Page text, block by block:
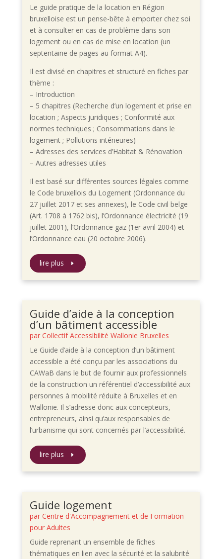
Le guide pratique de la location en Région
bruxelloise est un pense-bête à emporter chez soi
et à consulter en cas de problème dans son
logement ou en cas de mise en location (un
septentaine de pages au format A4).
Il est divisé en chapitres et structuré en fiches par
thème :
– Introduction
– 5 chapitres (Recherche d’un logement et prise en
location ; Aspects juridiques ; Conformité aux
normes techniques ; Consommations dans le
logement ; Pollutions intérieures)
– Adresses des services d’Habitat & Rénovation
– Autres adresses utiles
Il est basé sur différentes sources légales comme
le Code bruxellois du Logement (Ordonnance du
27 juillet 2017 et ses annexes), le Code civil belge
(Art. 1708 à 1762 bis), l’Ordonnance électricité (19
juillet 2001), l’Ordonnance gaz (1er avril 2004) et
l’Ordonnance eau (20 octobre 2006).
lire plus
Guide d’aide à la conception
d’un bâtiment accessible
par Collectif Accessibilité Wallonie Bruxelles
Le Guide d’aide à la conception d’un bâtiment
accessible a été conçu par les associations du
CAWaB dans le but de fournir aux professionnels
de la construction un référentiel d’accessibilité aux
personnes à mobilité réduite à Bruxelles et en
Wallonie. Il s’adresse donc aux concepteurs,
entrepreneurs, ainsi qu’aux responsables de
l’urbanisme qui sont concernés par l’accessibilité.
lire plus
Guide logement
par Centre d'Accompagnement et de Formation
pour Adultes
Guide reprenant un ensemble de fiches
thématiques en lien avec la sécurité et la salubrité